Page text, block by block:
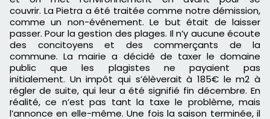
couvrir. La Pietra a été traitée comme notre démission,
comme un non-événement. Le but était de laisser
passer. Pour la gestion des plages. Il n’y aucune écoute
des concitoyens et des commerçants de la
commune. La mairie a décidé de taxer le domaine
public que les plagistes ne payaient pas
initialement. Un impôt qui s’élèverait à 185€ le m2 à
régler de suite, qui leur a été signifié fin décembre. En
réalité, ce n’est pas tant la taxe le problème, mais
l’annonce en elle-même. Une fois la saison terminée, il